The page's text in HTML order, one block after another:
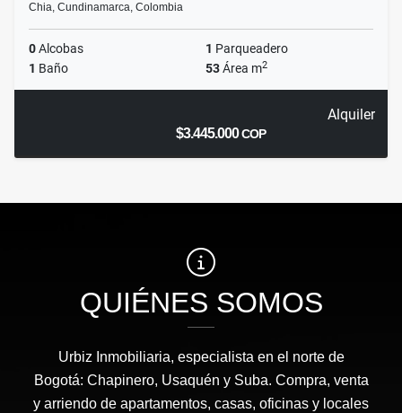
Chia, Cundinamarca, Colombia
0Alcobas 1 Parqueadero
1 Baño 53Área m2
Alquiler
$3.445.000COP
QUIÉNES SOMOS
Urbiz Inmobiliaria, especialista en el norte de
Bogotá: Chapinero, Usaquén y Suba. Compra, venta
y arriendo de apartamentos, casas, oficinas y locales